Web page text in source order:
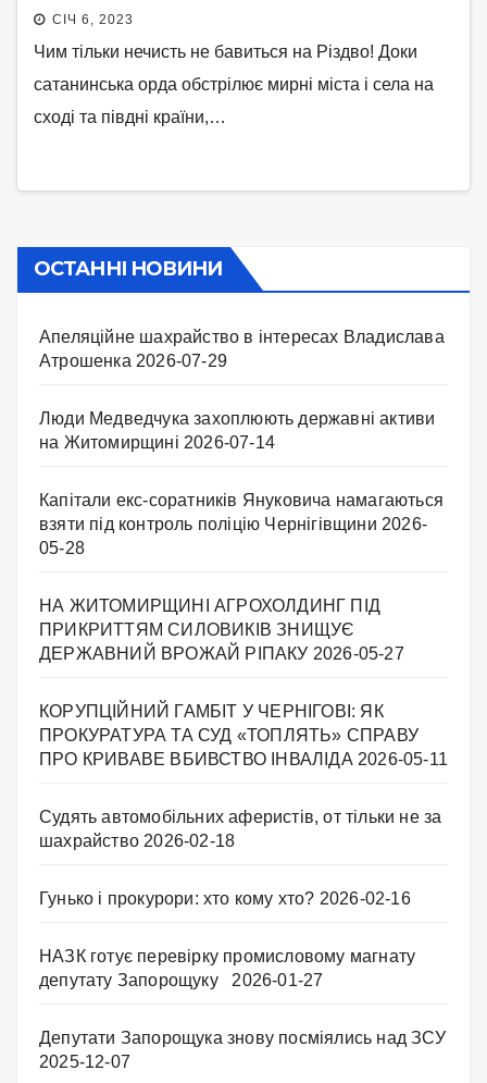
СІЧ 6, 2023
Чим тільки нечисть не бавиться на Різдво! Доки
сатанинська орда обстрілює мирні міста і села на
сході та півдні країни,…
ОСТАННІ НОВИНИ
Апеляційне шахрайство в інтересах Владислава
Атрошенка 2026-07-29
Люди Медведчука захоплюють державні активи
на Житомирщині 2026-07-14
Капітали екс-соратників Януковича намагаються
взяти під контроль поліцію Чернігівщини 2026-
05-28
НА ЖИТОМИРЩИНІ АГРОХОЛДИНГ ПІД
ПРИКРИТТЯМ СИЛОВИКІВ ЗНИЩУЄ
ДЕРЖАВНИЙ ВРОЖАЙ РІПАКУ ​ 2026-05-27
КОРУПЦІЙНИЙ ГАМБІТ У ЧЕРНІГОВІ: ЯК
ПРОКУРАТУРА ТА СУД «ТОПЛЯТЬ» СПРАВУ
ПРО КРИВАВЕ ВБИВСТВО ІНВАЛІДА 2026-05-11
Судять автомобільних аферистів, от тільки не за
шахрайство 2026-02-18
Гунько і прокурори: хто кому хто? 2026-02-16
НАЗК готує перевірку промисловому магнату
депутату Запорощуку
2026-01-27
Депутати Запорощука знову посміялись над ЗСУ
2025-12-07